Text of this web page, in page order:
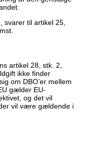
svarer til artikel 25,
artikel 28, stk. 2,
ikke finder
om DBO’er mellem
gælder EU-
og det vil
vil være gældende i